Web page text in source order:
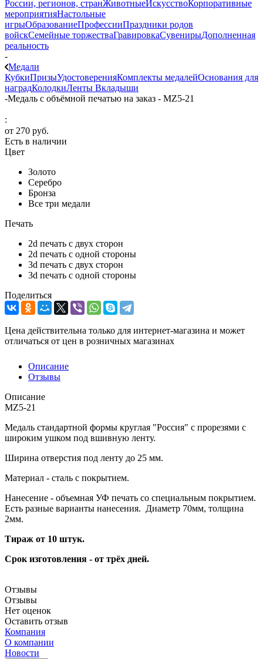
России, регионов, странЖивотныеИскусствоКорпоративные
мероприятияНастольные
игрыОбразованиеПрофессииПраздники родов
войскСемейные торжестваГравировкаСувенирыДополненная
реальность
-
Медали
КубкиПризыУдостоверенияКомплекты медалейОснования для
наградКолодкиЛенты Вкладыши
-Медаль с объёмной печатью на заказ - MZ5-21
:
от 270 руб.
Есть в наличии
Цвет
Золото
Серебро
Бронза
Все три медали
Печать
2d печать с двух сторон
2d печать с одной стороны
3d печать с двух сторон
3d печать с одной стороны
Поделиться
Цена действительна только для интернет-магазина и может
отличаться от цен в розничных магазинах
Описание
Отзывы
Описание
MZ5-21
Медаль стандартной формы круглая "Россия" с прорезями с
широким ушком под вшивную ленту.
Ширина отверстия под ленту до 25 мм.
Материал - сталь с покрытием.
Нанесение - объемная УФ печать со специальным покрытием.
Есть разные варианты нанесения. Диаметр 70мм, толщина
2мм.
Тираж от 10 штук.
Срок изготовления - от трёх дней.
Отзывы
Отзывы
Нет оценок
Оставить отзыв
Компания
О компании
Новости